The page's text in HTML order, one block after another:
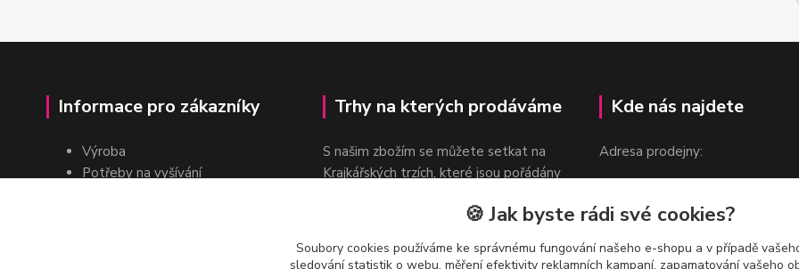
Informace pro zákazníky
Výroba
Potřeby na vyšívání
Trhy na kterých prodáváme
S našim zbožím se můžete setkat na
Krajkářských trzích, které jsou pořádány
Kde nás najdete
Adresa prodejny:
v blízkosti stanice Metra B -
Českomoravská
🍪 Jak byste rádi své cookies?
Soubory cookies používáme ke správnému fungování našeho e-shopu a v případě
sledování statistik o webu, měření efektivity reklamních kampaní, zapamatování vašeho